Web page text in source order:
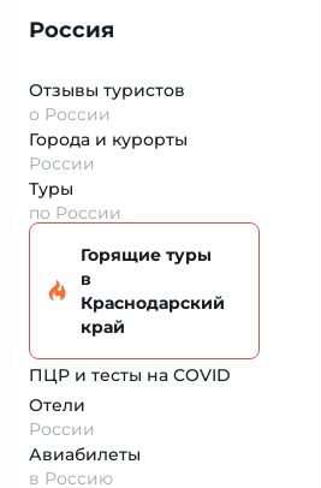
Россия
Отзывы туристов
о России
Города и курорты
России
Туры
по России
Горящие туры
в
Краснодарский
край
ПЦР и тесты на COVID
Отели
России
Авиабилеты
в Россию